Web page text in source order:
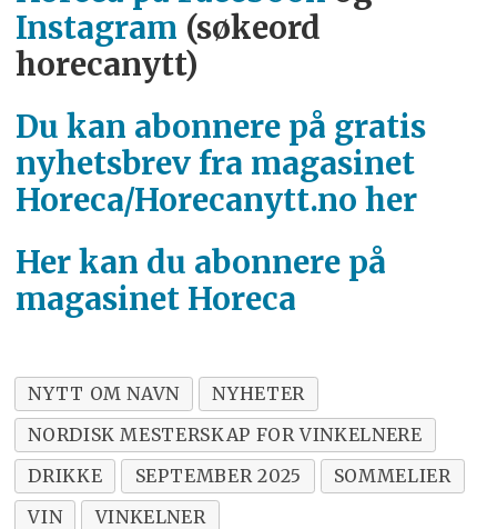
Instagram (søkeord
horecanytt)
Du kan abonnere på gratis
nyhetsbrev fra magasinet
Horeca/Horecanytt.no her
Her kan du abonnere på
magasinet Horeca
NYTT OM NAVN
NYHETER
NORDISK MESTERSKAP FOR VINKELNERE
DRIKKE
SEPTEMBER 2025
SOMMELIER
VIN
VINKELNER